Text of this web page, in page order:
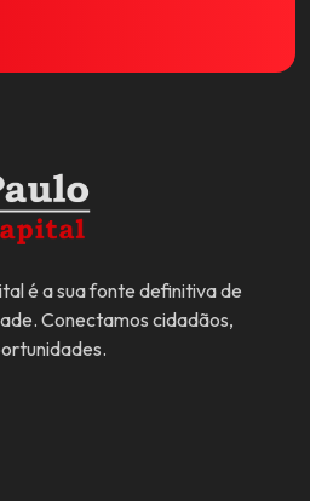
é a sua fonte definitiva de
Conectamos cidadãos,